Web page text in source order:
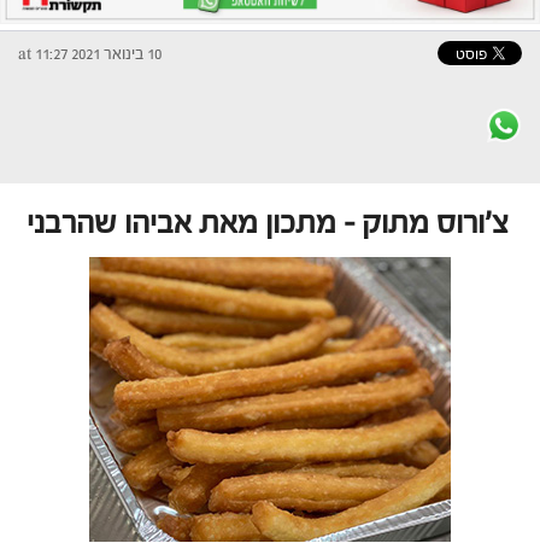
10 בינואר 2021 at 11:27
צ’ורוס מתוק – מתכון מאת אביהו שהרבני